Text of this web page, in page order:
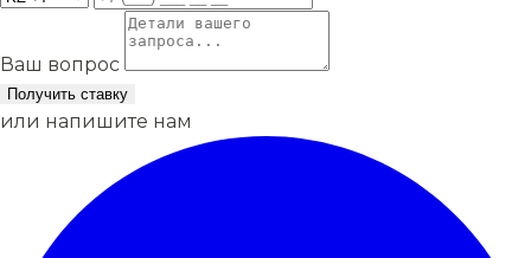
Ваш вопрос
Получить ставку
или напишите нам